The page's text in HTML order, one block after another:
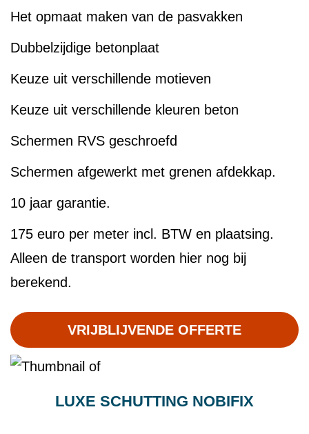
Het opmaat maken van de pasvakken
Dubbelzijdige betonplaat
Keuze uit verschillende motieven
Keuze uit verschillende kleuren beton
Schermen RVS geschroefd
Schermen afgewerkt met grenen afdekkap.
10 jaar garantie.
175 euro per meter incl. BTW en plaatsing.
Alleen de transport worden hier nog bij
berekend.
VRIJBLIJVENDE OFFERTE
LUXE SCHUTTING NOBIFIX